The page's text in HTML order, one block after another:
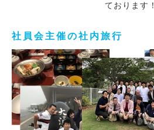
ております！
社員会主催の社内旅行